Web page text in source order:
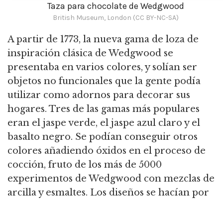
Taza para chocolate de Wedgwood
British Museum, London (CC BY-NC-SA)
A partir de 1773, la nueva gama de loza de
inspiración clásica de Wedgwood se
presentaba en varios colores, y solían ser
objetos no funcionales que la gente podía
utilizar como adornos para decorar sus
hogares. Tres de las gamas más populares
eran el jaspe verde, el jaspe azul claro y el
basalto negro. Se podían conseguir otros
colores añadiendo óxidos en el proceso de
cocción, fruto de los más de 5000
experimentos de Wedgwood con mezclas de
arcilla y esmaltes. Los diseños se hacían por